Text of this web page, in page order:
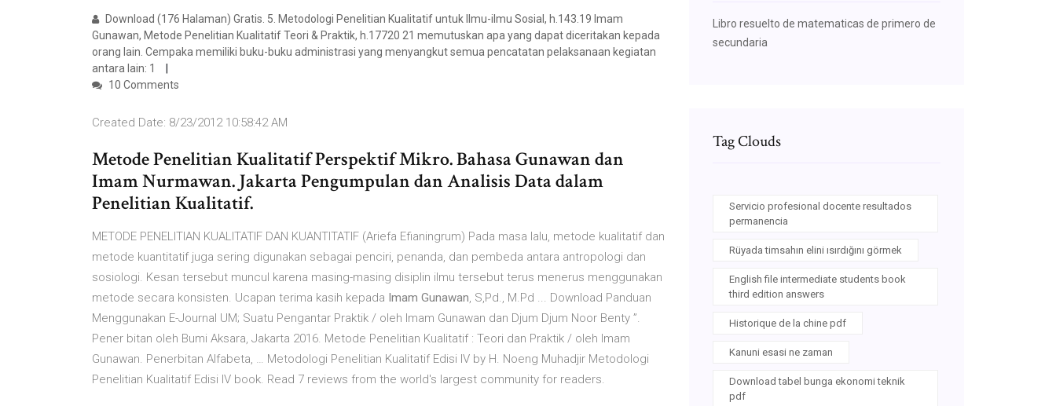
Download (176 Halaman) Gratis. 5. Metodologi Penelitian Kualitatif untuk Ilmu-ilmu Sosial, h.143.19 Imam
Gunawan, Metode Penelitian Kualitatif Teori & Praktik, h.17720 21 memutuskan apa yang dapat diceritakan kepada
orang lain. Cempaka memiliki buku-buku administrasi yang menyangkut semua pencatatan pelaksanaan kegiatan
antara lain: 1
10 Comments
Created Date: 8/23/2012 10:58:42 AM
Metode Penelitian Kualitatif Perspektif Mikro. Bahasa Gunawan dan
Imam Nurmawan. Jakarta Pengumpulan dan Analisis Data dalam
Penelitian Kualitatif.
METODE PENELITIAN KUALITATIF DAN KUANTITATIF (Ariefa Efianingrum) Pada masa lalu, metode kualitatif dan
metode kuantitatif juga sering digunakan sebagai penciri, penanda, dan pembeda antara antropologi dan
sosiologi. Kesan tersebut muncul karena masing-masing disiplin ilmu tersebut terus menerus menggunakan
metode secara konsisten. Ucapan terima kasih kepada Imam Gunawan, S,Pd., M.Pd ... Download Panduan
Menggunakan E-Journal UM; Suatu Pengantar Praktik / oleh Imam Gunawan dan Djum Djum Noor Benty ”.
Pener bitan oleh Bumi Aksara, Jakarta 2016. Metode Penelitian Kualitatif : Teori dan Praktik / oleh Imam
Gunawan. Penerbitan Alfabeta, … Metodologi Penelitian Kualitatif Edisi IV by H. Noeng Muhadjir Metodologi
Penelitian Kualitatif Edisi IV book. Read 7 reviews from the world's largest community for readers.
Libro resuelto de matematicas de primero de
secundaria
Tag Clouds
Servicio profesional docente resultados
permanencia
Rüyada timsahın elini ısırdığını görmek
English file intermediate students book
third edition answers
Historique de la chine pdf
Kanuni esasi ne zaman
Download tabel bunga ekonomi teknik
pdf